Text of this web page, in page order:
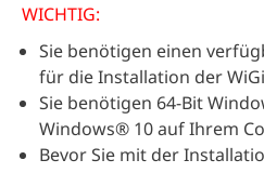
WICHTIG:
Sie benötigen einen
für die Installation der
Sie benötigen 64-Bit
Windows® 10 auf Ihrem
Bevor Sie mit der